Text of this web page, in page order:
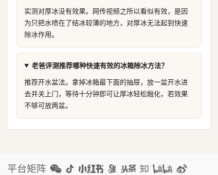
实测对厚冰没有效果。网传视频之所以看似有效，是因
为只把水喷在了结冰较薄的地方，对厚冰无法起到快速
除冰作用。
老爸评测推荐哪种快速有效的冰箱除冰方法？
推荐开水盆法。拿掉冰箱最下面的抽屉，放一盆开水进
去并关上门，等待十分钟即可让厚冰轻松融化，若效果
不够可放两盆。
平台矩阵